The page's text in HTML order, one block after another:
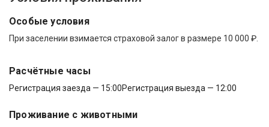
Особые условия
При заселении взимается страховой залог в размере 10 000 ₽.
Расчётные часы
Регистрация заезда — 15:00Регистрация выезда — 12:00
Проживание с животными